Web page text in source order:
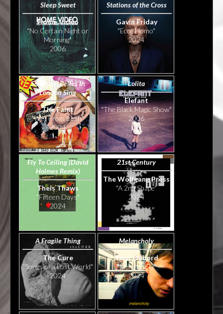
Sleep Sweet
Home Video
"No Certain Night or
Morning"
2006
Stations of the Cross
Gavin Friday
"Ecce Homo"
2024
Southern Belles In
London Sing
The Faint
"Wet From Birth"
2004
Lolita
Elefant
"The Black Magic Show"
2006
Fly To Ceiling (David
Holmes Remix)
Theis Thaws
"Fifteen Days"
2024
21st Century
The Wolfgang Press
"A 2nd Shape"
2024
A Fragile Thing
The Cure
"Songs of a Lost World"
2024
Melancholy
Tout Debord
"Melancholy"
2024